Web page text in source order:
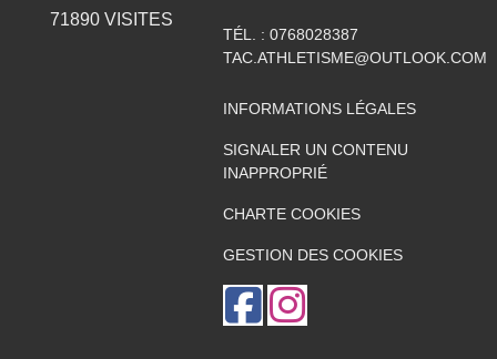
71890VISITES
TÉL. : 0768028387
TAC.ATHLETISME@OUTLOOK.COM
INFORMATIONS LÉGALES
SIGNALER UN CONTENU
INAPPROPRIÉ
CHARTE COOKIES
GESTION DES COOKIES